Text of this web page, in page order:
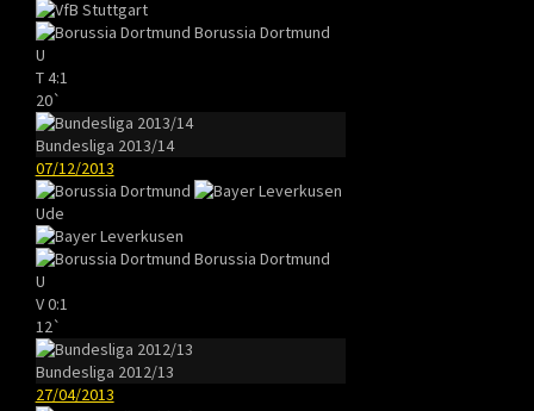
Borussia Dortmund
U
T4:1
20`
Bundesliga 2013/14
07/12/2013
Ude
Borussia Dortmund
U
V0:1
12`
Bundesliga 2012/13
27/04/2013